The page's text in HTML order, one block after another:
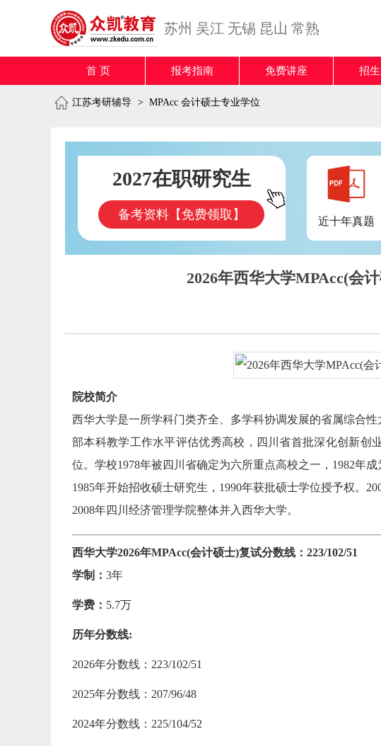
苏州 吴江 无锡 昆山 常熟
首 页 报考指南 免费讲座 招
江苏考研辅导 > MPAcc 会计硕士专业学位
2027在职研究生
备考资料【免费领取】 近十年真题
2026年西华大学MPAcc(会
院校简介
西华大学是一所学科门类齐全、多学科协调发展的省属综合
部本科教学工作水平评估优秀高校，四川省首批深化创新创
位。学校1978年被四川省确定为六所重点高校之一，1982年
1985年开始招收硕士研究生，1990年获批硕士学位授予权。
2008年四川经济管理学院整体并入西华大学。
西华大学2026年MPAcc(会计硕士)复试分数线：223/102/51
学制： 3年
学费： 5.7万
历年分数线:
2026年分数线：223/102/51
2025年分数线：207/96/48
2024年分数线：225/104/52